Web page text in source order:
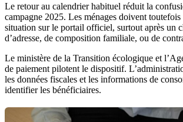
Le retour au calendrier habituel réduit la
campagne 2025. Les ménages doivent
situation sur le portail officiel, surtout après un
d’adresse, de composition familiale, ou de
Le ministère de la Transition écologique et
de paiement pilotent le dispositif.
les données fiscales et les informations de
identifier les bénéficiaires.